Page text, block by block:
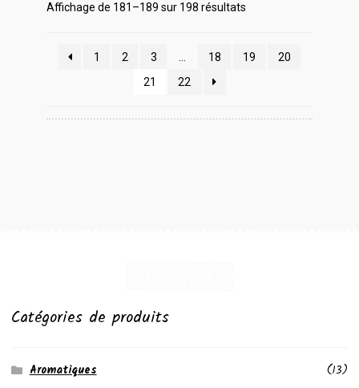
Affichage de 181–189 sur 198 résultatsTrié
récent
1 2 3 18 19
20
21
22
Catégories de produits
Aromatiques
(13)